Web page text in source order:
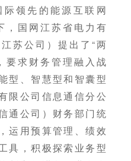
领先的能源互联网
，国网江苏省电力有
苏公司）提出了“两
要求财务管理融入战
型、智慧型和智囊型
限公司信息通信分公
通公司）财务部门统
运用预算管理、绩效
具，积极探索业务型